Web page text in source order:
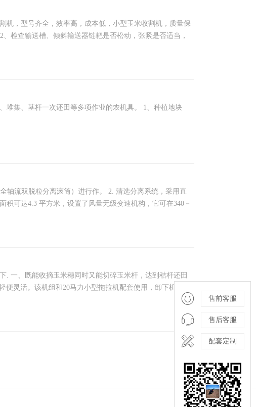
机，型号齐全，效率高，成本低，小型玉米收割机，质量保
检查输送槽、倾斜输送器链耙是否松动，张紧是否适当，
堆集、茎杆一次还田等多项作业的农机具。 1、种植地块
轴流双脱粒分离滚筒）进行作。 2. 清选分离系统，采用直
可达4.3 平方米，设置了风量无级变速机构，它可在340－
. 一、既能收摘玉米穗同时又能切碎玉米杆，达到秸杆还田
灵活。该机组和20马力小型拖拉机配套使用，卸下机组拖
 售前客服
 售后客服
 配套定制